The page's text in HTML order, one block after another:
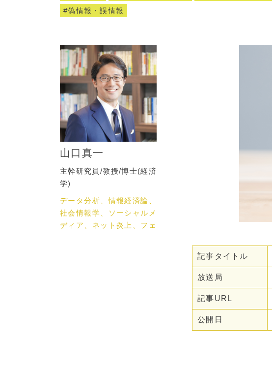
偽情報・誤情報
記事タイトル
放送局
記事URL
公開日
山口真一
主幹研究員/教授/博士(経済
学)
データ分析、情報経済論、
社会情報学、ソーシャルメ
ディア、ネット炎上、フェ